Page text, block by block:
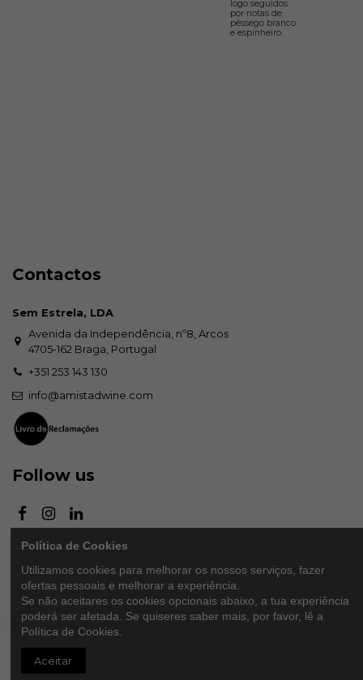
logo seguidos
por notas de
pêssego branco
e espinheiro.
Contactos
Sem Estrela, LDA
Avenida da Independência, nº8, Arcos
4705-162 Braga, Portugal
+351 253 143 130
info@amistadwine.com
Follow us
Newsletter
Autorizo o tratamento automatizado dos dados por mim facultados. Para
mais informação consulte a nossa
Política de Cookies
Utilizamos cookies para melhorar os nossos serviços, fazer
ofertas pessoais e melhorar a experiência.
Se não aceitares os cookies opcionais abaixo, a tua experiência
poderá ser afetada. Se quiseres saber mais, por favor, lê a
Política de Cookies.
Aceitar